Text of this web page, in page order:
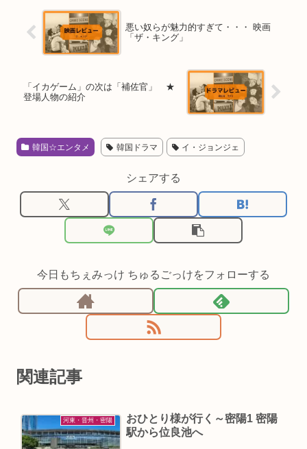
悪い奴らが魅力的すぎて・・・ 映画
「ザ・キング」
「イカゲーム」の次は「補佐官」 ★
登場人物の紹介
韓国☆エンタメ 韓国ドラマ イ・ジョンジェ
シェアする
今日もちぇみっけ ちゅるごっけをフォローする
関連記事
河東・晋州・密陽
おひとり様が行く～密陽1 密陽
駅から位良池へ